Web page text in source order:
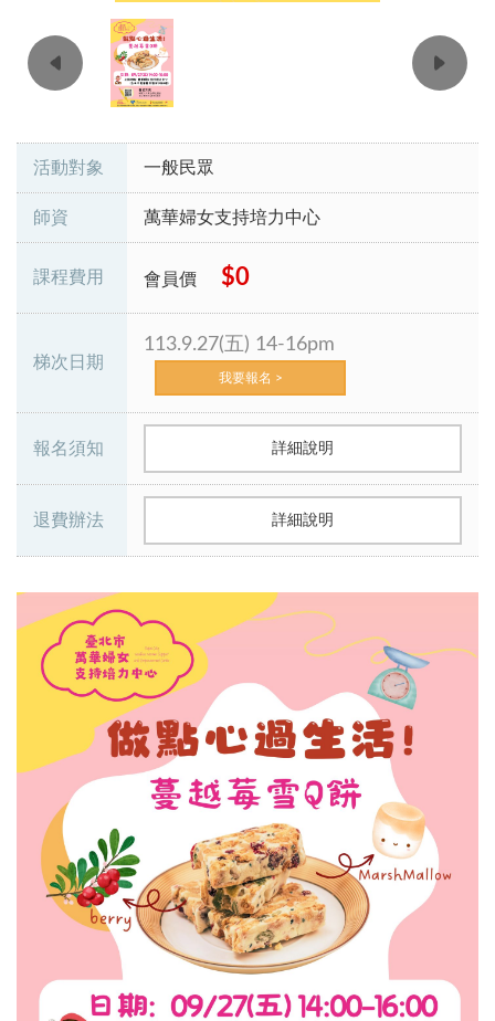
活動對象 一般民眾
師資 萬華婦女支持培力中心
課程費用 會員價 $0
梯次日期
113.9.27(五) 14-16pm
我要報名 >
報名須知 詳細說明
退費辦法 詳細說明